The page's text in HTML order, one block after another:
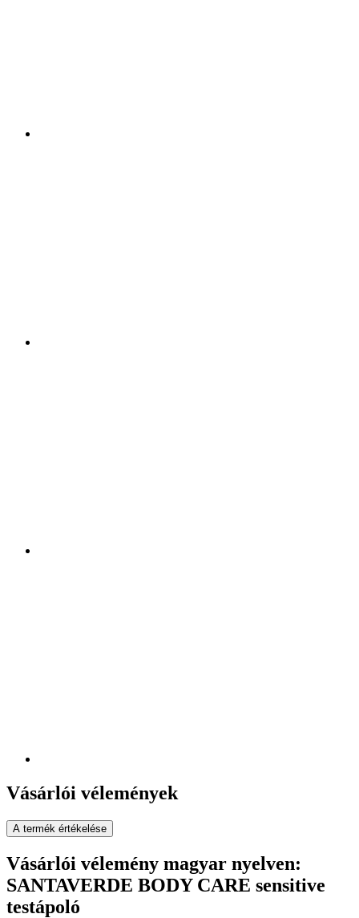
Vásárlói vélemények
A termék értékelése
Vásárlói vélemény magyar nyelven:
SANTAVERDE BODY CARE sensitive
testápoló